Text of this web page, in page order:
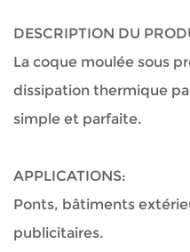
DESCRIPTION DU
La coque moulée sous
dissipation thermique
simple et parfaite.
APPLICATIONS:
Ponts, bâtiments
publicitaires.